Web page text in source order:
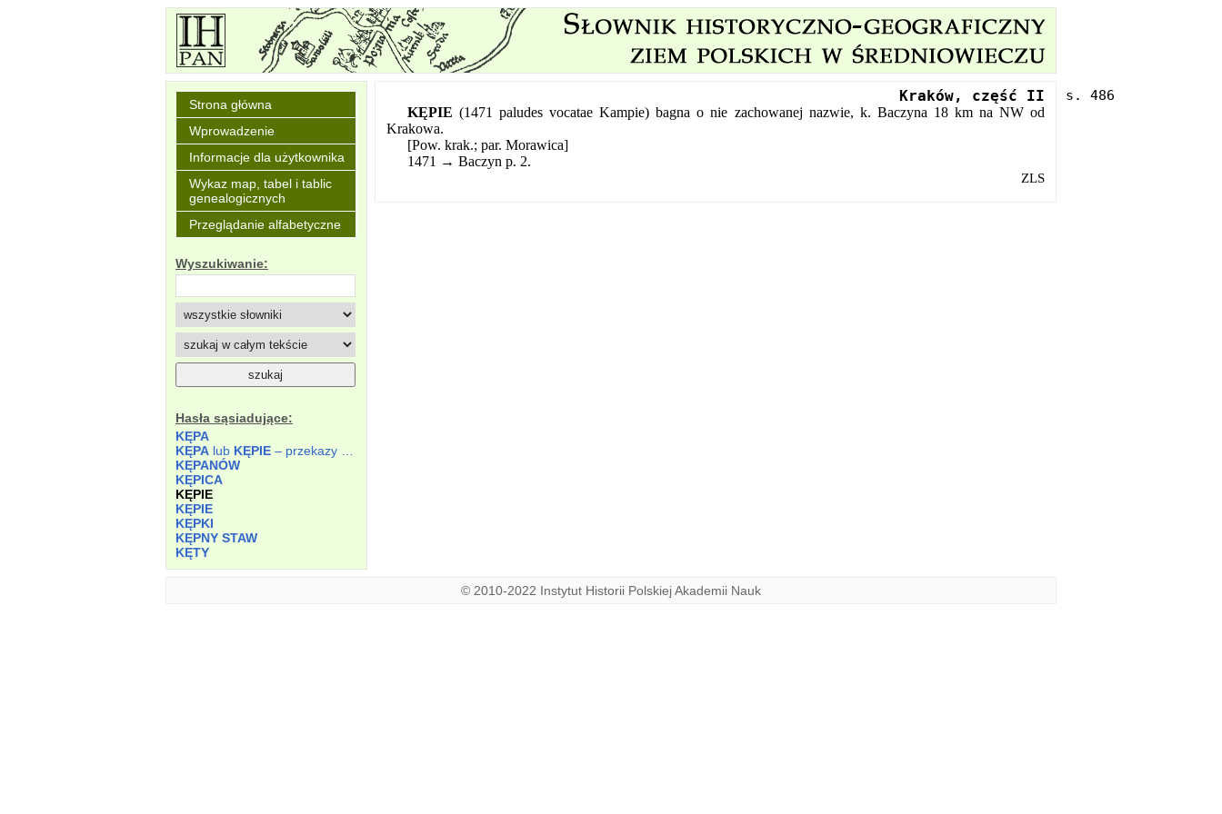
Strona główna
Wprowadzenie
Informacje dla użytkownika
Wykaz map, tabel i tablic
genealogicznych
Przeglądanie alfabetyczne
Wyszukiwanie:
Hasła sąsiadujące:
KĘPA
KĘPA lub KĘPIE – przekazy nie określone.
KĘPANÓW
KĘPICA
KĘPIE
KĘPIE
KĘPKI
KĘPNY STAW
KĘTY
Kraków, część II
KĘPIE (1471 paludes vocatae Kampie) bagna o nie zachowanej nazwie, k. Baczyna 18 km na NW od
Krakowa.
[Pow. krak.; par. Morawica]
1471 → Baczyn p. 2.
ZLS
© 2010-2022 Instytut Historii Polskiej Akademii Nauk